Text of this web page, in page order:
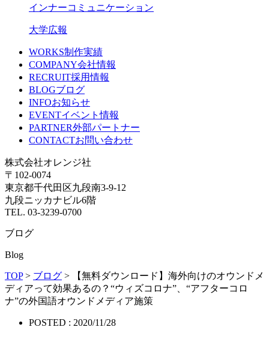
インナーコミュニケーション
大学広報
WORKS制作実績
COMPANY会社情報
RECRUIT採用情報
BLOGブログ
INFOお知らせ
EVENTイベント情報
PARTNER外部パートナー
CONTACTお問い合わせ
株式会社オレンジ社
〒102-0074
東京都千代田区九段南3-9-12
九段ニッカナビル6階
TEL. 03-3239-0700
ブログ
Blog
TOP> ブログ >
【無料ダウンロード】海外向けのオウンドメ
ディアって効果あるの？“ウィズコロナ”、“アフターコロ
ナ”の外国語オウンドメディア施策
POSTED : 2020/11/28